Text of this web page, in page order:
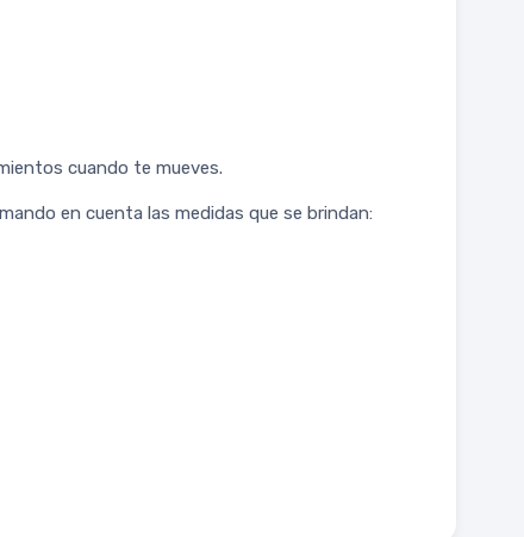
cuando te mueves.
en cuenta las medidas que se brindan: